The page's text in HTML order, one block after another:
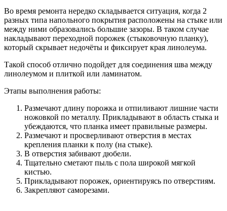
Во время ремонта нередко складывается ситуация, когда 2
разных типа напольного покрытия расположены на стыке или
между ними образовались большие зазоры. В таком случае
накладывают переходной порожек (стыковочную планку),
который скрывает недочёты и фиксирует края линолеума.
Такой способ отлично подойдет для соединения шва между
линолеумом и плиткой или ламинатом.
Этапы выполнения работы:
Размечают длину порожка и отпиливают лишние части
ножовкой по металлу. Прикладывают в область стыка и
убеждаются, что планка имеет правильные размеры.
Размечают и просверливают отверстия в местах
крепления планки к полу (на стыке).
В отверстия забивают дюбели.
Тщательно сметают пыль с пола широкой мягкой
кистью.
Прикладывают порожек, ориентируясь по отверстиям.
Закрепляют саморезами.